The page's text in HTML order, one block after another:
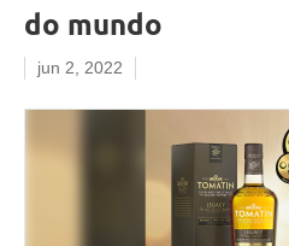
do mundo
jun 2, 2022